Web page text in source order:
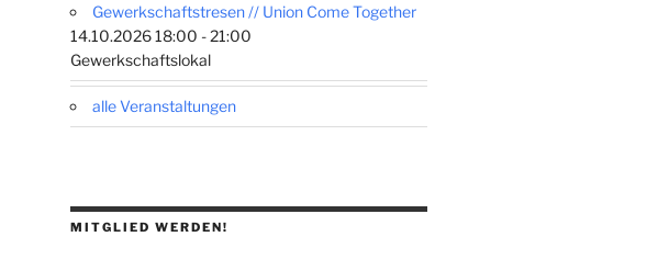
Gewerkschaftstresen // Union Come Together
14.10.2026 18:00 - 21:00
Gewerkschaftslokal
alle Veranstaltungen
MITGLIED WERDEN!